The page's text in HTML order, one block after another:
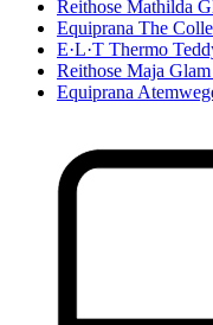
Reithose Mathilda
Equiprana The
E·L·T Thermo
Reithose Maja
Equiprana